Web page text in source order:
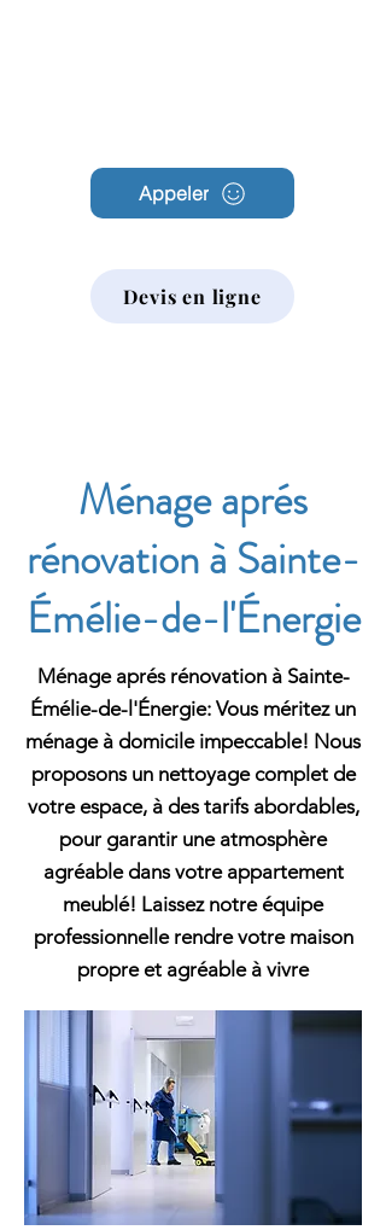
Appeler
Devis en ligne
Ménage aprés
rénovation à Sainte-
Émélie-de-l'Énergie
Ménage aprés rénovation à Sainte-
Émélie-de-l'Énergie: Vous méritez un
ménage à domicile impeccable! Nous
proposons un nettoyage complet de
votre espace, à des tarifs abordables,
pour garantir une atmosphère
agréable dans votre appartement
meublé! Laissez notre équipe
professionnelle rendre votre maison
propre et agréable à vivre